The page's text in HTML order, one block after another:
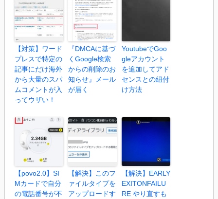
【対策】ワード
プレスで特定の
記事にだけ海外
から大量のスパ
ムコメントが入
ってウザい！
『DMCAに基づ
くGoogle検索
からの削除のお
知らせ』メール
が届く
YoutubeでGoo
gleアカウント
を追加してアド
センスとの紐付
け方法
【povo2.0】SI
Mカードで自分
の電話番号が不
【解決】このフ
ァイルタイプを
アップロードす
【解決】EARLY
EXITONFAILU
RE やり直すも